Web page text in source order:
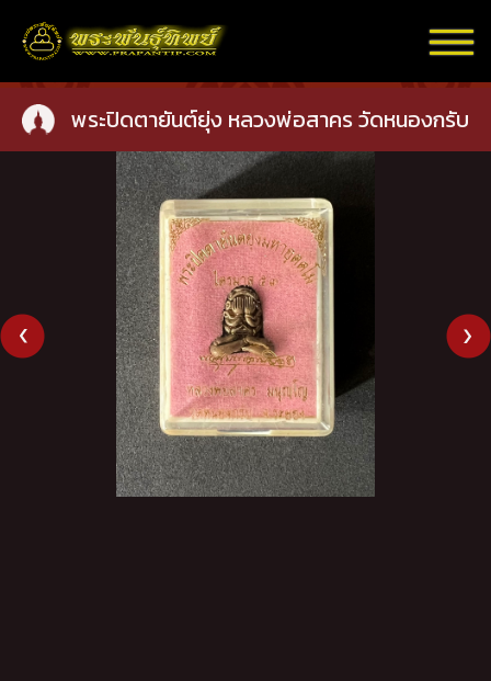
พระปิดตายันต์ยุ่ง หลวงพ่อสาคร วัดหนองกรับ